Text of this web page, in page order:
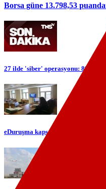
Borsa güne 13.798,53
27 ilde 'siber' operasyonu: 89
eDuruşma kapsamı genişliyor